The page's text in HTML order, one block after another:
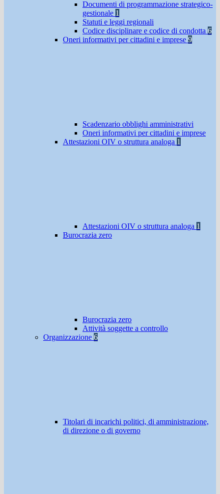
Documenti di programmazione strategico-
gestionale 1
Statuti e leggi regionali
Codice disciplinare e codice di condotta 6
Oneri informativi per cittadini e imprese 9
Scadenzario obblighi amministrativi
Oneri informativi per cittadini e imprese
Attestazioni OIV o struttura analoga 1
Attestazioni OIV o struttura analoga 1
Burocrazia zero
Burocrazia zero
Attività soggette a controllo
Organizzazione 6
Titolari di incarichi politici, di amministrazione,
di direzione o di governo